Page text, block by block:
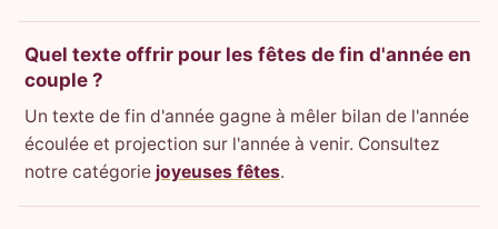
Quel texte offrir pour les fêtes de fin d'année en
couple ?
Un texte de fin d'année gagne à mêler bilan de l'année
écoulée et projection sur l'année à venir. Consultez
notre catégorie joyeuses fêtes.